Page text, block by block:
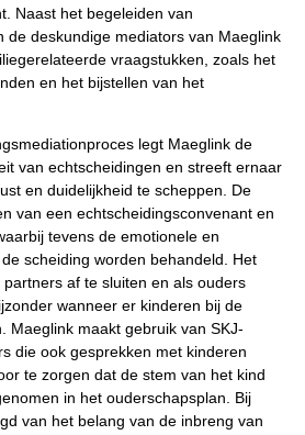
Naast het begeleiden van
de deskundige mediators van Maeglink
vraagstukken, zoals het
en het bijstellen van het
legt Maeglink de
van echtscheidingen en streeft ernaar
en duidelijkheid te scheppen. De
van een echtscheidingsconvenant en
tevens de emotionele en
scheiding worden behandeld. Het
af te sluiten en als ouders
wanneer er kinderen bij de
Maeglink maakt gebruik van SKJ-
die ook gesprekken met kinderen
te zorgen dat de stem van het kind
in het ouderschapsplan. Bij
van het belang van de inbreng van